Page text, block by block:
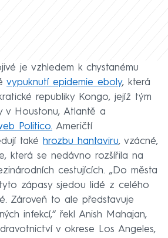
je vzhledem k chystanému
vypuknutí epidemie eboly, která
republiky Kongo, jejíž tým
v Houstonu, Atlantě a
Politico. Američtí
také hrozbu hantaviru, vzácné,
která se nedávno rozšířila na
cestujících. „Do města
zápasy sjedou lidé z celého
Zároveň to ale představuje
infekcí,“ řekl Anish Mahajan,
v okrese Los Angeles,